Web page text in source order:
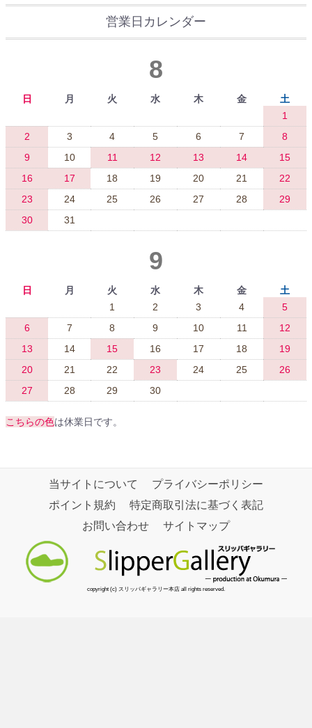
営業日カレンダー
8
日 月 火 水 木 金
土
1
2
3 4 5 6 7
8
9
10 11 12 13 14
15
16
17 18 19 20 21
22
23
24 25 26 27 28
29
30
31
9
日 月 火 水 木 金
土
1
2 3 4
5
6
7 8 9 10 11
12
13
14 15 16 17 18
19
20
21 22 23 24 25
26
27
28 29 30
こちらの色は休業日です。
当サイトについて
プライバシーポリシー
ポイント規約
特定商取引法に基づく表記
お問い合わせ
サイトマップ
copyright (c) スリッパギャラリー本店 all rights reserved.